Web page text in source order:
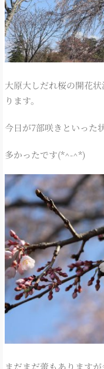
大原大しだれ桜の開花
ります。
今日が7部咲きといった
多かったです(*^-^*)
まだまだ蕾もあります